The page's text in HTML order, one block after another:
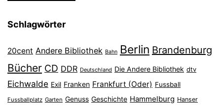
Schlagwörter
20cent Andere Bibliothek Bahn Berlin Brandenburg
Bücher CD DDR Deutschland Die Andere Bibliothek dtv
Eichwalde Exil Franken Frankfurt (Oder) Fussball
Fussballplatz Garten Genuss Geschichte Hammelburg Hanser